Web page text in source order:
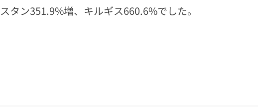
タン351.9%増、キルギス660.6%でした。